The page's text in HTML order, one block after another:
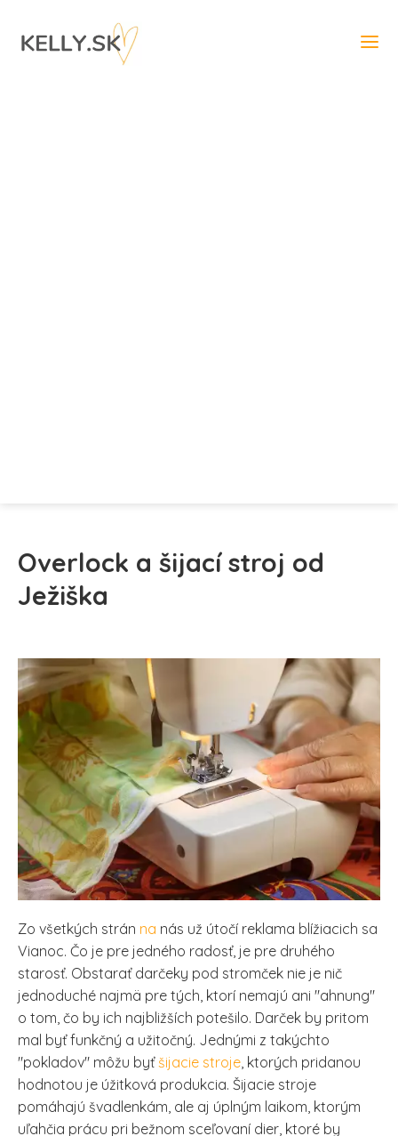
Overlock a šijací stroj od
Ježiška
Zo všetkých strán na nás už útočí reklama blížiacich sa
Vianoc. Čo je pre jedného radosť, je pre druhého
starosť. Obstarať darčeky pod stromček nie je nič
jednoduché najmä pre tých, ktorí nemajú ani "ahnung"
o tom, čo by ich najbližších potešilo. Darček by pritom
mal byť funkčný a užitočný. Jednými z takýchto
"pokladov" môžu byťšijacie stroje , ktorých pridanou
hodnotou je úžitková produkcia. Šijacie stroje
pomáhajú švadlenkám, ale aj úplným laikom, ktorým
uľahčia prácu pri bežnom sceľovaní dier, ktoré by